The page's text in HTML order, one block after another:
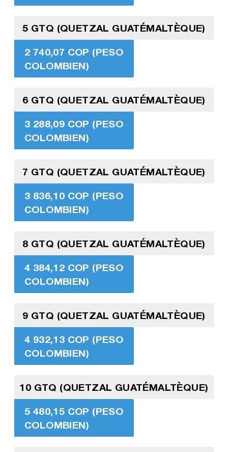
5 GTQ (QUETZAL GUATÉMALTÈQUE)
2 740,07 COP (PESO
COLOMBIEN)
6 GTQ (QUETZAL GUATÉMALTÈQUE)
3 288,09 COP (PESO
COLOMBIEN)
7 GTQ (QUETZAL GUATÉMALTÈQUE)
3 836,10 COP (PESO
COLOMBIEN)
8 GTQ (QUETZAL GUATÉMALTÈQUE)
4 384,12 COP (PESO
COLOMBIEN)
9 GTQ (QUETZAL GUATÉMALTÈQUE)
4 932,13 COP (PESO
COLOMBIEN)
10 GTQ (QUETZAL GUATÉMALTÈQUE)
5 480,15 COP (PESO
COLOMBIEN)